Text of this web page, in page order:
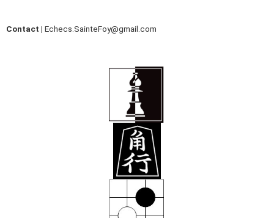
Contact | Echecs.SainteFoy@gmail.com